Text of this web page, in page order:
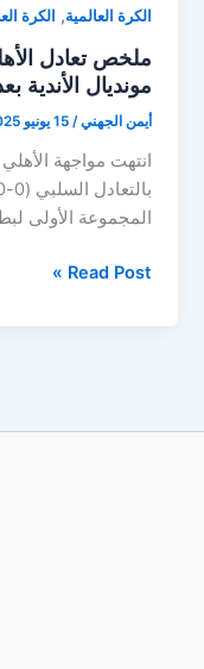
الكرة العالمية, الكرة
ملخص تعادل
مونديال الأندية
أيمن الجهني/15 يونيو 2025
انتهت مواجهة
المجموعة الأولى
ملخص
Read Post »